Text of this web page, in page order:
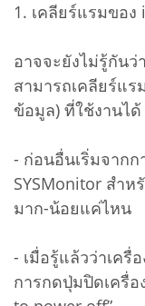
1. เคลียร์แรมของ
อาจจะยังไม่รู้กัน
สามารถเคลียร์แ
ข้อมูล) ที่ใช้งานไ
- ก่อนอื่นเริ่มจาก
SYSMonitor สำห
มาก-น้อยแค่ไหน
- เมื่อรู้แล้วว่าเครื่
การกดปุ่มปิดเครื่อ